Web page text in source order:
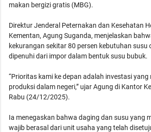
makan bergizi gratis (MBG).
Direktur Jenderal Peternakan dan Kesehatan
Kementan, Agung Suganda, menjelaskan
kekurangan sekitar 80 persen kebutuhan susu
dipenuhi dari impor dalam bentuk susu bubuk.
“Prioritas kami ke depan adalah investasi yang
produksi dalam negeri,” ujar Agung di Kantor
Rabu (24/12/2025).
Ia menegaskan bahwa daging dan susu yang
wajib berasal dari unit usaha yang telah